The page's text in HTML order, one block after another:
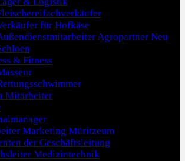
für Hofkäse
Agropartner Neu
& Fitness
Mitarbeiter
Marketing Müritzeum
der Geschäftsleitung
Medizintechnik